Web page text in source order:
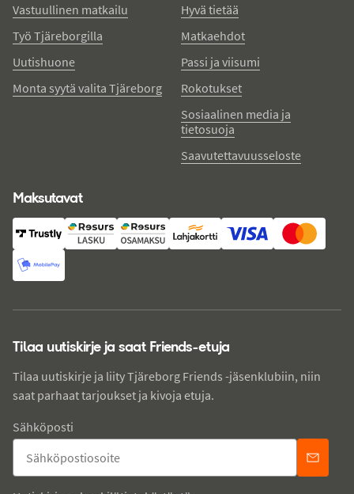
Vastuullinen matkailu
Työ Tjäreborgilla
Uutishuone
Monta syytä valita Tjäreborg
Hyvä tietää
Matkaehdot
Passi ja viisumi
Rokotukset
Sosiaalinen media ja
tietosuoja
Saavutettavuusseloste
Maksutavat
Tilaa uutiskirje ja saat Friends-etuja
Tilaa uutiskirje ja liity Tjäreborg Friends -jäsenklubiin, niin
saat parhaat tarjoukset ja kivoja etuja.
Sähköposti